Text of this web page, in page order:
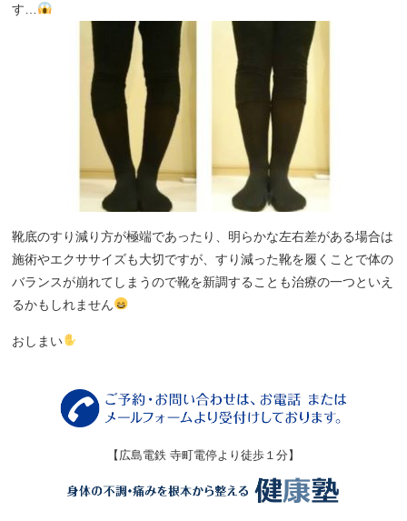
す…
靴底のすり減り方が極端であったり、明らかな左右差がある場合は
施術やエクササイズも大切ですが、すり減った靴を履くことで体の
バランスが崩れてしまうので靴を新調することも治療の一つといえ
るかもしれません
おしまい
【広島電鉄 寺町電停より徒歩１分】